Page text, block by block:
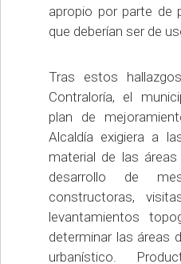
apropio por parte de
que deberían ser de
Tras estos
Contraloría, el
plan de
Alcaldía exigiera a
material de las
desarrollo de
constructoras,
levantamientos
determinar las áreas
urbanístico.